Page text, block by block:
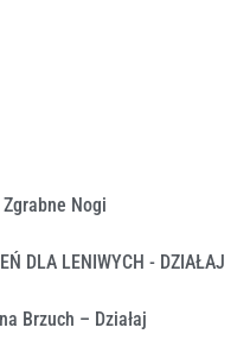
Nogi
DLA LENIWYCH ​- DZIAŁAJ
Brzuch – Działaj